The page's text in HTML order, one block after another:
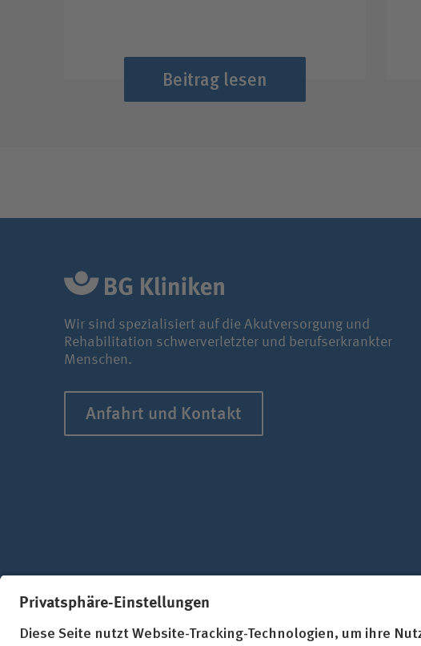
Beitrag lesen
Wir sind spezialisiert auf die Akutversorgung und
Rehabilitation schwerverletzter und berufserkrankter
Menschen.
Anfahrt und Kontakt